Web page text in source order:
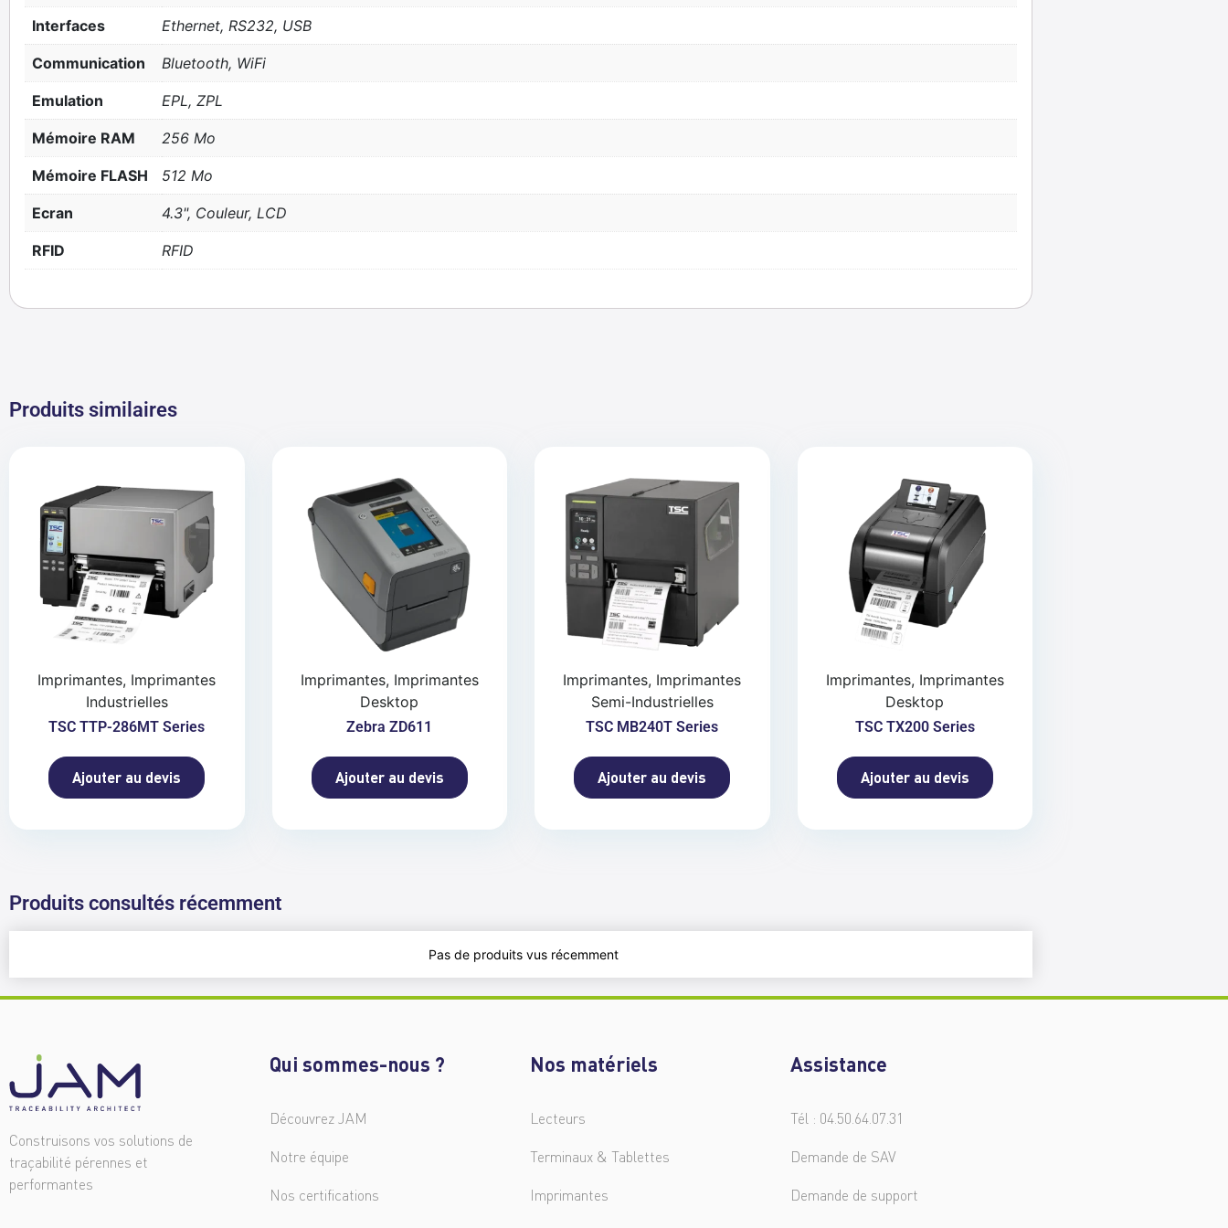
Interfaces Ethernet, RS232, USB
Communication Bluetooth, WiFi
Emulation EPL, ZPL
Mémoire RAM 256 Mo
Mémoire FLASH 512 Mo
Ecran 4.3", Couleur, LCD
RFID RFID
Produits similaires
Imprimantes, Imprimantes
Industrielles
TSC TTP-286MT Series
Ajouter au devis
Imprimantes, Imprimantes
Desktop
Zebra ZD611
Ajouter au devis
Imprimantes, Imprimantes
Semi-Industrielles
TSC MB240T Series
Ajouter au devis
Imprimantes, Imprimantes
Desktop
TSC TX200 Series
Ajouter au devis
Produits consultés récemment
Pas de produits vus récemment
Construisons vos solutions de
traçabilité pérennes et
performantes
Qui sommes-nous ?
Découvrez JAM
Notre équipe
Nos certifications
Nos matériels
Lecteurs
Terminaux & Tablettes
Imprimantes
Assistance
Tél : 04.50.64.07.31
Demande de SAV
Demande de support